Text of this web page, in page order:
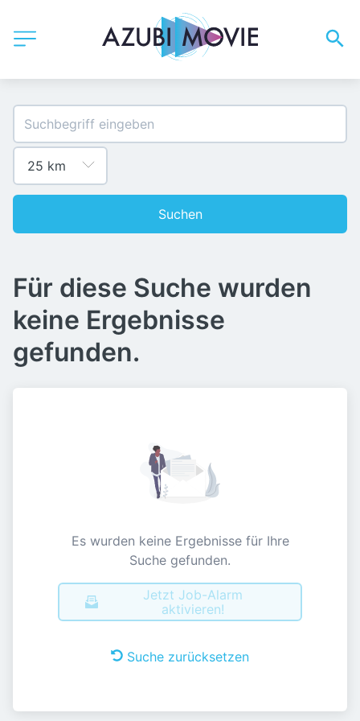
Suchen
Für diese Suche wurden
keine Ergebnisse
gefunden.
Es wurden keine Ergebnisse für Ihre
Suche gefunden.
Jetzt Job-Alarm
aktivieren!
Suche zurücksetzen